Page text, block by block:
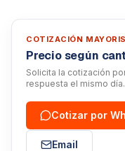
COTIZACIÓN
Precio según
Solicita la cotización
respuesta el mismo día.
Cotizar por
Email